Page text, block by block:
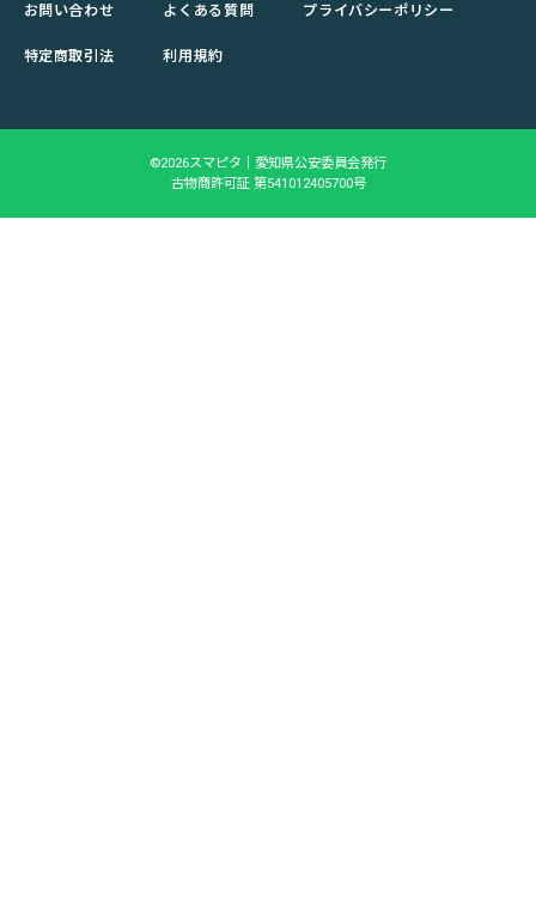
お問い合わせ よくある質問 プライバシーポリシー
特定商取引法 利用規約
©2026スマピタ｜愛知県公安委員会発行
古物商許可証 第541012405700号